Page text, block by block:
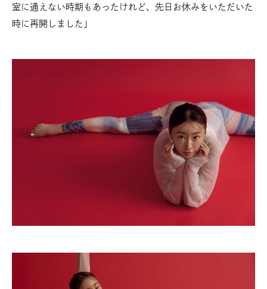
室に通えない時期もあったけれど、先日お休みをいただいた
時に再開しました」